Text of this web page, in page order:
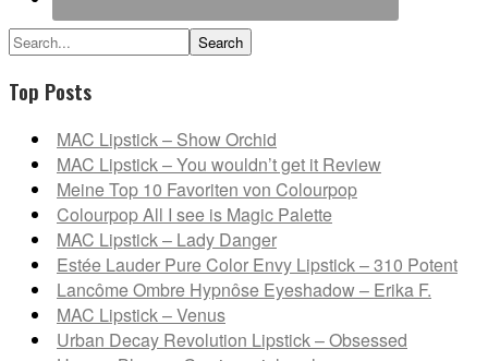
Search...
Top Posts
MAC Lipstick – Show Orchid
MAC Lipstick – You wouldn’t get it Review
Meine Top 10 Favoriten von Colourpop
Colourpop All I see is Magic Palette
MAC Lipstick – Lady Danger
Estée Lauder Pure Color Envy Lipstick – 310 Potent
Lancôme Ombre Hypnôse Eyeshadow – Erika F.
MAC Lipstick – Venus
Urban Decay Revolution Lipstick – Obsessed